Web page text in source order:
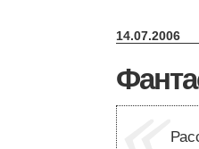
14.07.2006